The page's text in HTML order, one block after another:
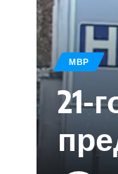
МВР
21-